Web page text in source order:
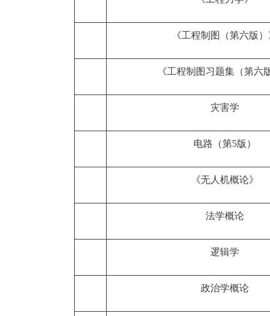
《工程制图（第六版
《工程制图习题集（第六
灾害学
电路（第5版）
《无人机概论》
法学概论
逻辑学
政治学概论